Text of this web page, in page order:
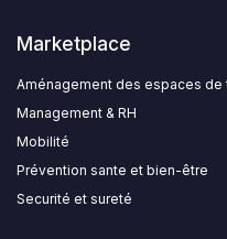
Marketplace
Aménagement des espaces de
Management & RH
Mobilité
Prévention sante et bien-être
Securité et sureté